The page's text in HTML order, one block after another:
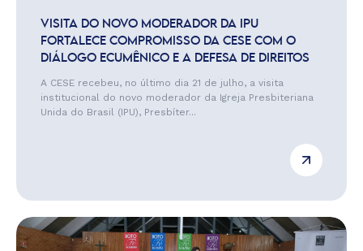
VISITA DO NOVO MODERADOR DA IPU
FORTALECE COMPROMISSO DA CESE COM O
DIÁLOGO ECUMÊNICO E A DEFESA DE DIREITOS
A CESE recebeu, no último dia 21 de julho, a visita
institucional do novo moderador da Igreja Presbiteriana
Unida do Brasil (IPU), Presbíter...